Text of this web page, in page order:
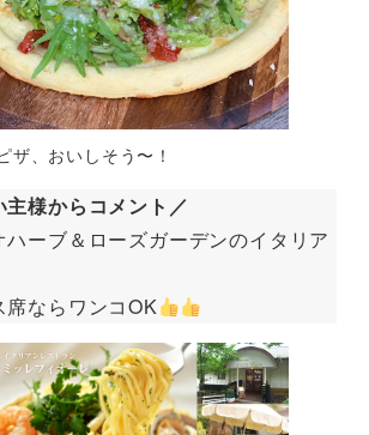
ザ、おいしそう〜！
主様からコメント／
ハーブ＆ローズガーデンのイタリア
席ならワンコOK